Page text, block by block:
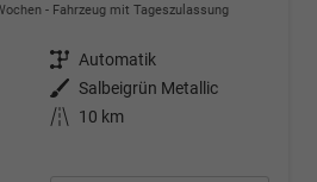
Fahrzeug mit Tageszulassung
Getriebe Automatik
Außenfarbe Salbeigrün Metallic
Kilometerstand
10 km